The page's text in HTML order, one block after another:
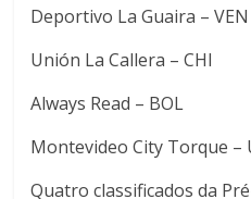
Deportivo La Guaira – VEN
Unión La Callera – CHI
Always Read – BOL
Montevideo City Torque –
Quatro classificados da